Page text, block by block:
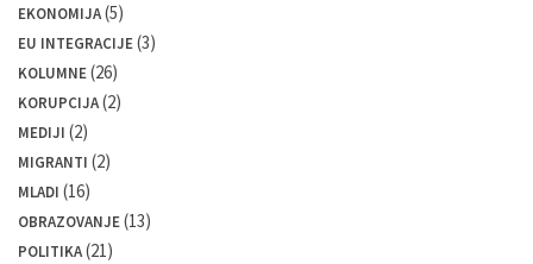
EKONOMIJA(5)
EU INTEGRACIJE(3)
KOLUMNE(26)
KORUPCIJA(2)
MEDIJI (2)
MIGRANTI (2)
MLADI (16)
OBRAZOVANJE(13)
POLITIKA(21)